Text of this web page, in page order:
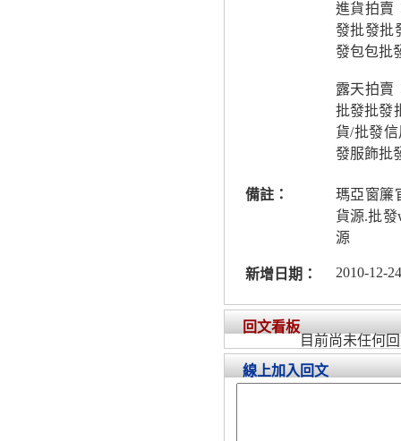
進貨拍賣
發批發批
發包包批
露天拍賣
批發批發
貨/批發
發服飾批
備註：
瑪亞窗簾
貨源.批
源
新增日期： 2010-12-
回文看板
目前尚未任何
線上加入回文